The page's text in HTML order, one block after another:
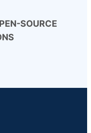
SOURCE